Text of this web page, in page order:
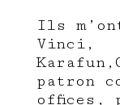
Ils
Vinci,
patron
offices,